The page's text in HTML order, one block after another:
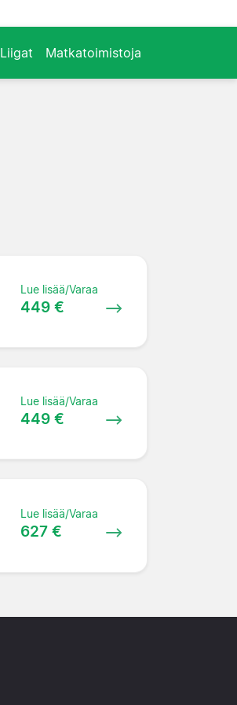
Liigat Matkatoimistoja
Lue lisää/Varaa
449 €
Lue lisää/Varaa
449 €
Lue lisää/Varaa
627 €